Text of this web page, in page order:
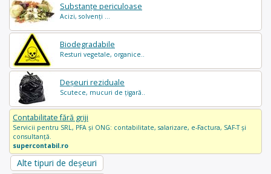
Substanțe periculoase
Acizi, solvenți ...
Biodegradabile
Resturi vegetale, organice..
Deșeuri reziduale
Scutece, mucuri de țigară..
Contabilitate fără griji
Servicii pentru SRL, PFA și ONG: contabilitate, salarizare, e-Factura, SAF-T și
consultanță.
supercontabil.ro
Alte tipuri de deșeuri